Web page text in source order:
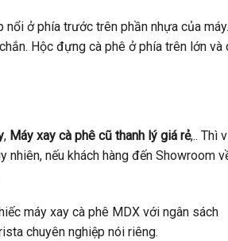
ở phía trước trên phần nhựa của máy.
Hộc đựng cà phê ở phía trên lớn và
, Máy xay cà phê cũ thanh lý giá rẻ,.. Thì
nếu khách hàng đến Showroom
máy xay cà phê MDX với ngân sách
chuyên nghiệp nói riêng.